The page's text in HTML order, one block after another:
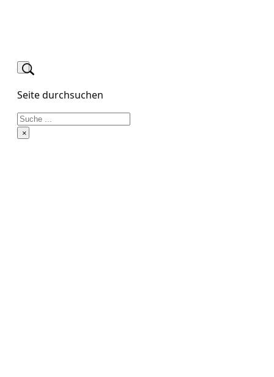
Seite durchsuchen
Suchen
×